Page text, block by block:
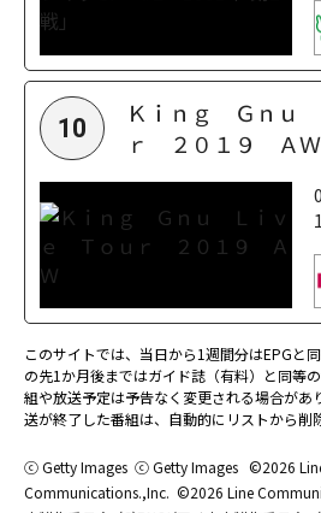
10
Ｋｉｎｇ Ｇｎｕ
ｒ ２０１９ ＡＷ
このサイトでは、当日から1週間分はEPGと
の先1か月後まではガイド誌（有料）と同等
組や放送予定は予告なく変更される場合があ
送が終了した番組は、自動的にリストから削
ⓒ Getty Images ⓒ Getty Images ©2026
Communications.,Inc. ©2026 Line